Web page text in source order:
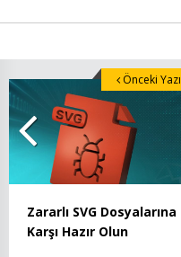
Zararlı SVG Dosyalarına
Karşı Hazır Olun
Önceki Yazı